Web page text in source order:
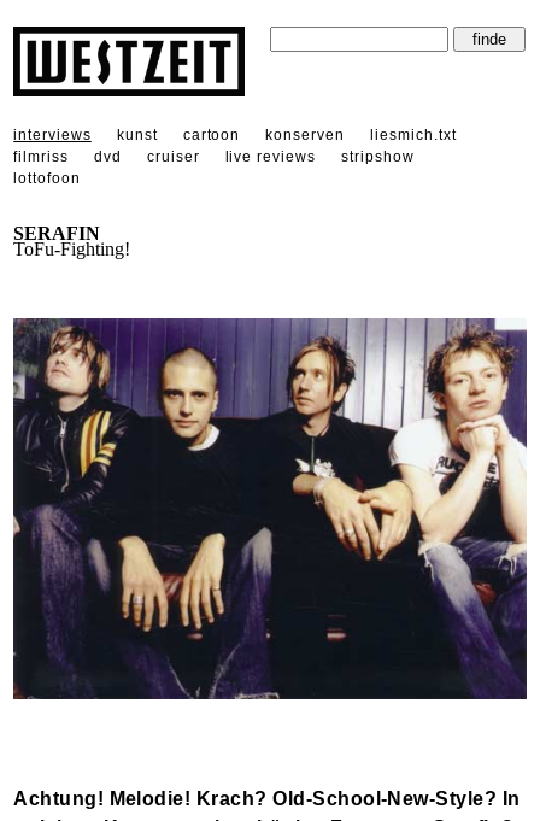
interviews kunst cartoon konserven
liesmich.txt
filmriss
dvd cruiser live reviews
stripshow
lottofoon
SERAFIN
ToFu-Fighting!
Achtung! Melodie! Krach? Old-School-New-Style? In